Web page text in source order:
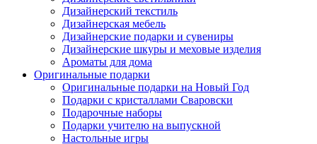
Дизайнерский текстиль
Дизайнерская мебель
Дизайнерские подарки и сувениры
Дизайнерские шкуры и меховые изделия
Ароматы для дома
Оригинальные подарки
Оригинальные подарки на Новый Год
Подарки с кристаллами Сваровски
Подарочные наборы
Подарки учителю на выпускной
Настольные игры